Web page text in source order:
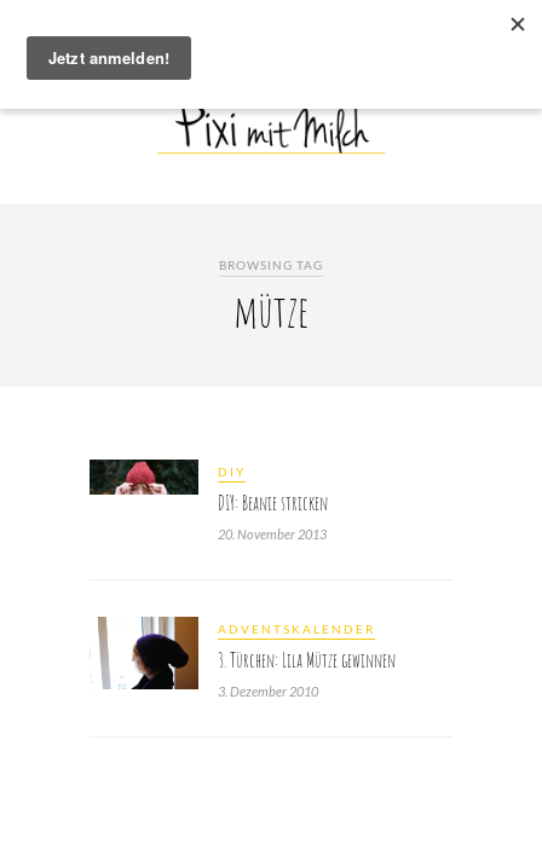
BROWSING TAG
mütze
DIY
DIY: Beanie stricken
20. November 2013
ADVENTSKALENDER
3. Türchen: Lila Mütze gewinnen
3. Dezember 2010